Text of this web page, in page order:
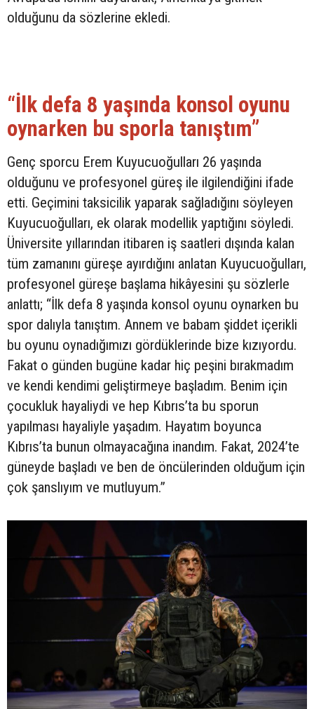
olduğunu da sözlerine ekledi.
“İlk defa 8 yaşında konsol oyunu
oynarken bu sporla tanıştım”
Genç sporcu Erem Kuyucuoğulları 26 yaşında
olduğunu ve profesyonel güreş ile ilgilendiğini ifade
etti. Geçimini taksicilik yaparak sağladığını söyleyen
Kuyucuoğulları, ek olarak modellik yaptığını söyledi.
Üniversite yıllarından itibaren iş saatleri dışında kalan
tüm zamanını güreşe ayırdığını anlatan Kuyucuoğulları,
profesyonel güreşe başlama hikâyesini şu sözlerle
anlattı; “İlk defa 8 yaşında konsol oyunu oynarken bu
spor dalıyla tanıştım. Annem ve babam şiddet içerikli
bu oyunu oynadığımızı gördüklerinde bize kızıyordu.
Fakat o günden bugüne kadar hiç peşini bırakmadım
ve kendi kendimi geliştirmeye başladım. Benim için
çocukluk hayaliydi ve hep Kıbrıs’ta bu sporun
yapılması hayaliyle yaşadım. Hayatım boyunca
Kıbrıs’ta bunun olmayacağına inandım. Fakat, 2024’te
güneyde başladı ve ben de öncülerinden olduğum için
çok şanslıyım ve mutluyum.”